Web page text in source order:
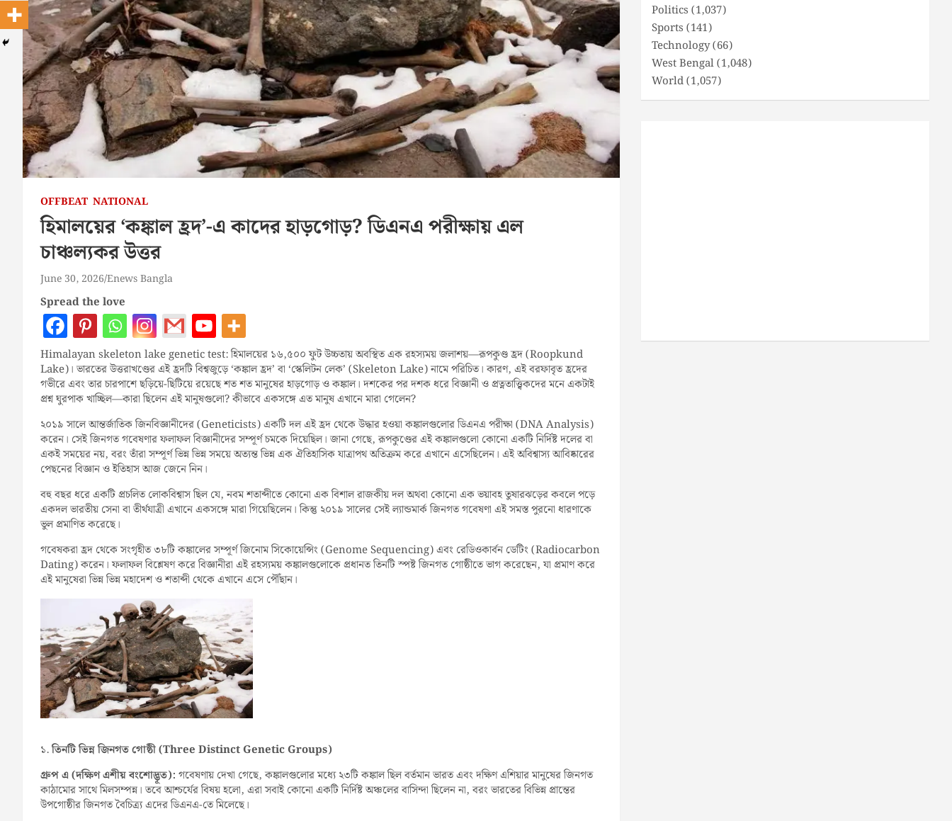
OFFBEAT NATIONAL
হিমালয়ের ‘কঙ্কাল হ্রদ’-এ কাদের হাড়গোড়? ডিএনএ পরীক্ষায় এল
চাঞ্চল্যকর উত্তর
June 30, 2026 Enews Bangla
Spread the love
Himalayan skeleton lake genetic test: হিমালয়ের ১৬,৫০০ ফুট উচ্চতায় অবস্থিত এক রহস্যময় জলাশয়—রূপকুণ্ড হ্রদ (Roopkund
Lake)। ভারতের উত্তরাখণ্ডের এই হ্রদটি বিশ্বজুড়ে ‘কঙ্কাল হ্রদ’ বা ‘স্কেলিটন লেক’ (Skeleton Lake) নামে পরিচিত। কারণ, এই বরফাবৃত হ্রদের
গভীরে এবং তার চারপাশে ছড়িয়ে-ছিটিয়ে রয়েছে শত শত মানুষের হাড়গোড় ও কঙ্কাল। দশকের পর দশক ধরে বিজ্ঞানী ও প্রত্নতাত্ত্বিকদের মনে একটাই
প্রশ্ন ঘুরপাক খাচ্ছিল—কারা ছিলেন এই মানুষগুলো? কীভাবে একসঙ্গে এত মানুষ এখানে মারা গেলেন?
২০১৯ সালে আন্তর্জাতিক জিনবিজ্ঞানীদের (Geneticists) একটি দল এই হ্রদ থেকে উদ্ধার হওয়া কঙ্কালগুলোর ডিএনএ পরীক্ষা (DNA Analysis)
করেন। সেই জিনগত গবেষণার ফলাফল বিজ্ঞানীদের সম্পূর্ণ চমকে দিয়েছিল। জানা গেছে, রূপকুণ্ডের এই কঙ্কালগুলো কোনো একটি নির্দিষ্ট দলের বা
একই সময়ের নয়, বরং তাঁরা সম্পূর্ণ ভিন্ন ভিন্ন সময়ে অত্যন্ত ভিন্ন এক ঐতিহাসিক যাত্রাপথ অতিক্রম করে এখানে এসেছিলেন। এই অবিশ্বাস্য আবিষ্কারের
পেছনের বিজ্ঞান ও ইতিহাস আজ জেনে নিন।
বহু বছর ধরে একটি প্রচলিত লোকবিশ্বাস ছিল যে, নবম শতাব্দীতে কোনো এক বিশাল রাজকীয় দল অথবা কোনো এক ভয়াবহ তুষারঝড়ের কবলে পড়ে
একদল ভারতীয় সেনা বা তীর্থযাত্রী এখানে একসঙ্গে মারা গিয়েছিলেন। কিন্তু ২০১৯ সালের সেই ল্যান্ডমার্ক জিনগত গবেষণা এই সমস্ত পুরনো ধারণাকে
ভুল প্রমাণিত করেছে।
গবেষকরা হ্রদ থেকে সংগৃহীত ৩৮টি কঙ্কালের সম্পূর্ণ জিনোম সিকোয়েন্সিং (Genome Sequencing) এবং রেডিওকার্বন ডেটিং (Radiocarbon
Dating) করেন। ফলাফল বিশ্লেষণ করে বিজ্ঞানীরা এই রহস্যময় কঙ্কালগুলোকে প্রধানত তিনটি স্পষ্ট জিনগত গোষ্ঠীতে ভাগ করেছেন, যা প্রমাণ করে
এই মানুষেরা ভিন্ন ভিন্ন মহাদেশ ও শতাব্দী থেকে এখানে এসে পৌঁছান।
১.তিনটি ভিন্ন জিনগত গোষ্ঠী (Three Distinct Genetic Groups)
গ্রুপ এ (দক্ষিণ এশীয় বংশোদ্ভূত): গবেষণায় দেখা গেছে, কঙ্কালগুলোর মধ্যে ২৩টি কঙ্কাল ছিল বর্তমান ভারত এবং দক্ষিণ এশিয়ার মানুষের জিনগত
কাঠামোর সাথে মিলসম্পন্ন। তবে আশ্চর্যের বিষয় হলো, এরা সবাই কোনো একটি নির্দিষ্ট অঞ্চলের বাসিন্দা ছিলেন না, বরং ভারতের বিভিন্ন প্রান্তের
উপগোষ্ঠীর জিনগত বৈচিত্র্য এদের ডিএনএ-তে মিলেছে।
Politics (1,037)
Sports (141)
Technology(66)
West Bengal(1,048)
World(1,057)